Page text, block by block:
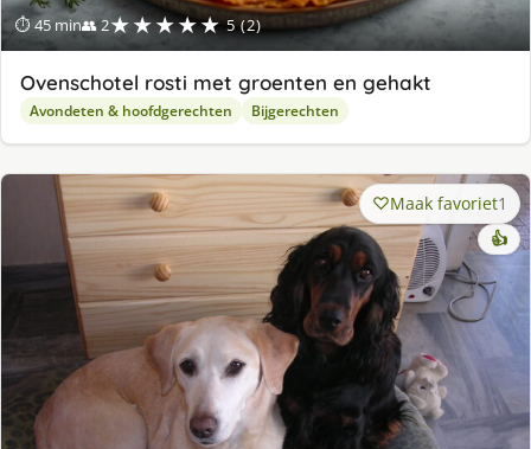
⏱ 45 min👥 2★★★★★ 5 (2)
Ovenschotel rosti met groenten en gehakt
Avondeten & hoofdgerechten Bijgerechten
Maak favoriet1
👍